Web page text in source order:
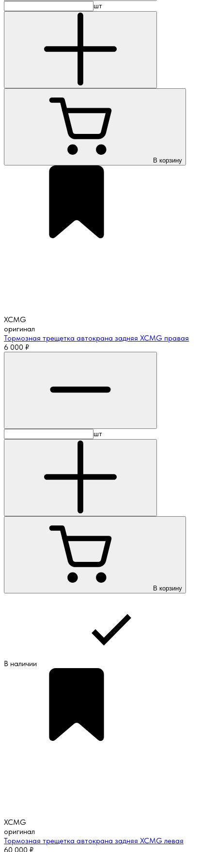
шт
В корзину
XCMG
оригинал
Тормозная трещетка автокрана задняя XCMG правая
6 000 ₽
шт
В корзину
В наличии
XCMG
оригинал
Тормозная трещетка автокрана задняя XCMG левая
60 000 ₽